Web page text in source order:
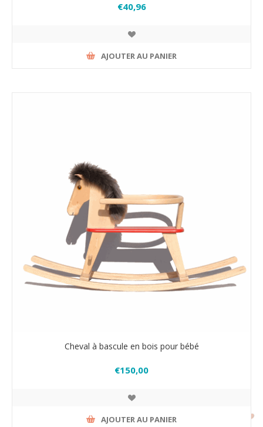
€40,96
AJOUTER AU PANIER
Cheval à bascule en bois pour bébé
€150,00
AJOUTER AU PANIER